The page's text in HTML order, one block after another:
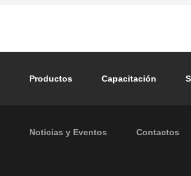
Footer main
Productos Capacitación
Footer secondary
Noticias y Eventos Contactos